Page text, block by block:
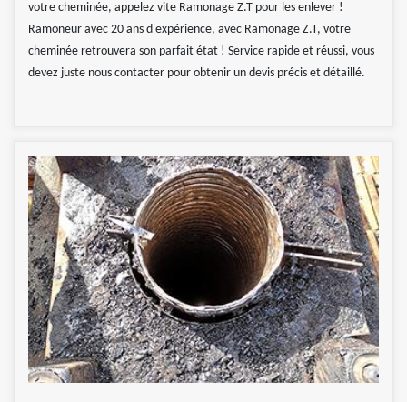
votre cheminée, appelez vite Ramonage Z.T pour les enlever !
Ramoneur avec 20 ans d'expérience, avec Ramonage Z.T, votre
cheminée retrouvera son parfait état ! Service rapide et réussi, vous
devez juste nous contacter pour obtenir un devis précis et détaillé.